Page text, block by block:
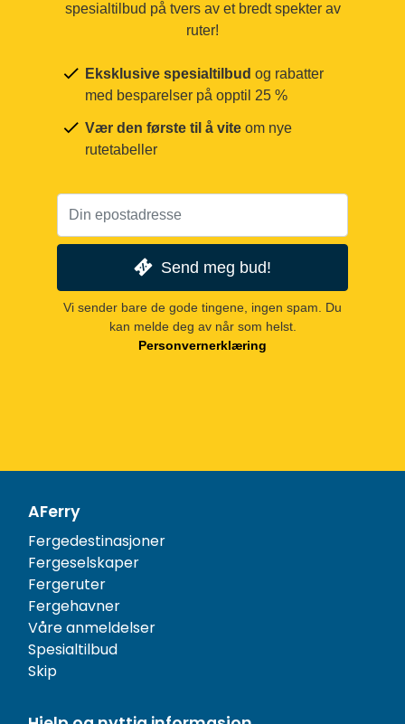
spesialtilbud på tvers av et bredt spekter av
ruter!
Eksklusive spesialtilbud og rabatter
med besparelser på opptil 25 %
Vær den første til å vite om nye
rutetabeller
Send meg bud!
Vi sender bare de gode tingene, ingen spam. Du
kan melde deg av når som helst.
Personvernerklæring
AFerry
Fergedestinasjoner
Fergeselskaper
Fergeruter
Fergehavner
Våre anmeldelser
Spesialtilbud
Skip